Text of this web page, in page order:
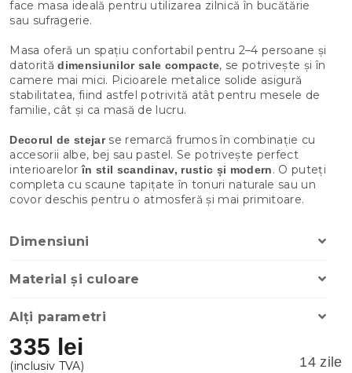
335 lei
14 zile
face masa ideală pentru utilizarea zilnică în bucătărie
sau sufragerie.
Masa oferă un spațiu confortabil pentru 2–4 persoane și
datoritădimensiunilor sale compacte, se potrivește și în
camere mai mici. Picioarele metalice solide asigură
stabilitatea, fiind astfel potrivită atât pentru mesele de
familie, cât și ca masă de lucru.
Decorul de stejarse remarcă frumos în combinație cu
accesorii albe, bej sau pastel. Se potrivește perfect
interioarelorîn stil scandinav, rustic și modern. O puteți
completa cu scaune tapițate în tonuri naturale sau un
covor deschis pentru o atmosferă și mai primitoare.
Dimensiuni
Material și culoare
Alți parametri